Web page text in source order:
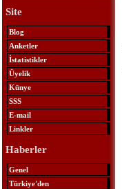
Site
Blog
Anketler
İstatistikler
Üyelik
Künye
SSS
E-mail
Linkler
Haberler
Genel
Türkiye'den